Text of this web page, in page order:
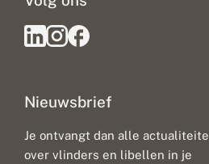
Nieuwsbrief
Je ontvangt dan alle
over vlinders en libellen in je